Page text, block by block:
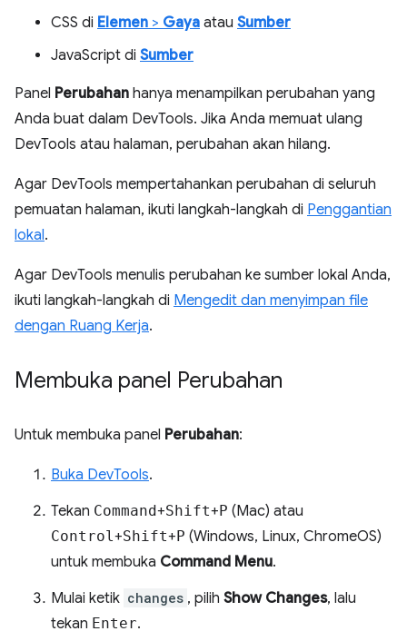
CSS di Elemen > Gaya atau Sumber
JavaScript di Sumber
Panel Perubahan hanya menampilkan perubahan yang
Anda buat dalam DevTools. Jika Anda memuat ulang
DevTools atau halaman, perubahan akan hilang.
Agar DevTools mempertahankan perubahan di seluruh
pemuatan halaman, ikuti langkah-langkah di Penggantian
lokal.
Agar DevTools menulis perubahan ke sumber lokal Anda,
ikuti langkah-langkah di Mengedit dan menyimpan file
dengan Ruang Kerja.
Membuka panel Perubahan
Untuk membuka panel Perubahan:
Buka DevTools.
Tekan Command+Shift+P (Mac) atau
Control+Shift+P (Windows, Linux, ChromeOS)
untuk membuka Command Menu.
Mulai ketik changes , pilih Show Changes, lalu
tekan Enter.